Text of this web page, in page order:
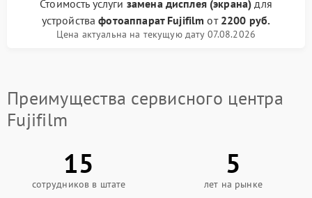
Стоимость услуги замена дисплея (экрана) для
устройствафотоаппарат Fujifilm от 2200 руб.
Цена актуальна на текущую дату 07.08.2026
Преимущества сервисного центра
Fujifilm
15
сотрудников в штате
5
лет на рынке